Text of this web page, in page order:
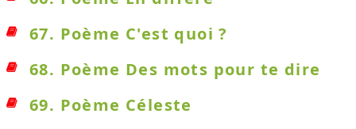
67. Poème C'est quoi ?
68. Poème Des mots pour te dire
69. Poème Céleste